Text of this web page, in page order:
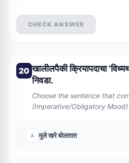
CHECK ANSWER
20 खालीलपैकी क्रियापदाचा
निवडा.
Choose the sentence that
(Imperative/Obligatory
A मुले खरे बोलतात